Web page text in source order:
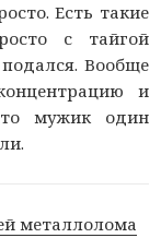
Есть такие
с тайгой
Вообще
и
мужик один
металлолома